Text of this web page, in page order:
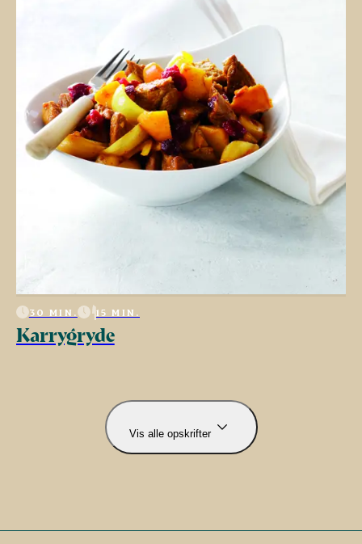
30 MIN. 15 MIN.
Karrygryde
Vis alle opskrifter